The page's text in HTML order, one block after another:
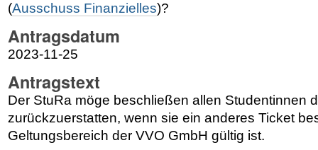
(Ausschuss Finanzielles)?
Antragsdatum
2023-11-25
Antragstext
Der StuRa möge beschließen allen Studentinnen
zurückzuerstatten, wenn sie ein anderes Ticket
Geltungsbereich der VVO GmbH gültig ist.